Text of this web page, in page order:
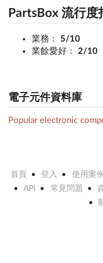
PartsBox 流行度
業務：
5/10
業餘愛好：
2/10
電子元件資料庫
Popular electronic
首頁 登入 使用案例
API
常見問題